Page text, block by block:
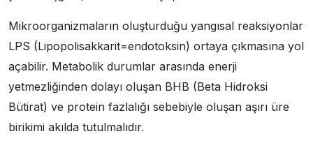
Mikroorganizmaların oluşturduğu yangısal reaksiyonlar
LPS (Lipopolisakkarit=endotoksin) ortaya çıkmasına yol
açabilir. Metabolik durumlar arasında enerji
yetmezliğinden dolayı oluşan BHB (Beta Hidroksi
Bütirat) ve protein fazlalığı sebebiyle oluşan aşırı üre
birikimi akılda tutulmalıdır.